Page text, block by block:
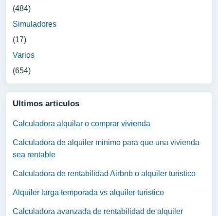
(484)
Simuladores
(17)
Varios
(654)
Ultimos articulos
Calculadora alquilar o comprar vivienda
Calculadora de alquiler minimo para que una vivienda
sea rentable
Calculadora de rentabilidad Airbnb o alquiler turistico
Alquiler larga temporada vs alquiler turistico
Calculadora avanzada de rentabilidad de alquiler